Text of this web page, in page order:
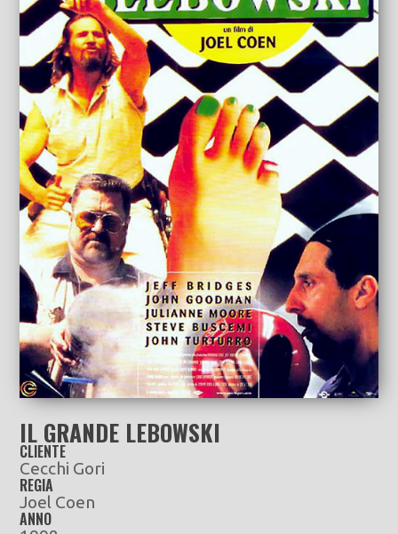
IL GRANDE LEBOWSKI
CLIENTE
Cecchi Gori
REGIA
Joel Coen
ANNO